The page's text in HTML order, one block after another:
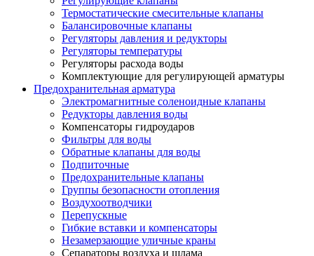
Термостатические смесительные клапаны
Балансировочные клапаны
Регуляторы давления и редукторы
Регуляторы температуры
Регуляторы расхода воды
Комплектующие для регулирующей арматуры
Предохранительная арматура
Электромагнитные соленоидные клапаны
Редукторы давления воды
Компенсаторы гидроударов
Фильтры для воды
Обратные клапаны для воды
Подпиточные
Предохранительные клапаны
Группы безопасности отопления
Воздухоотводчики
Перепускные
Гибкие вставки и компенсаторы
Незамерзающие уличные краны
Сепараторы воздуха и шлама